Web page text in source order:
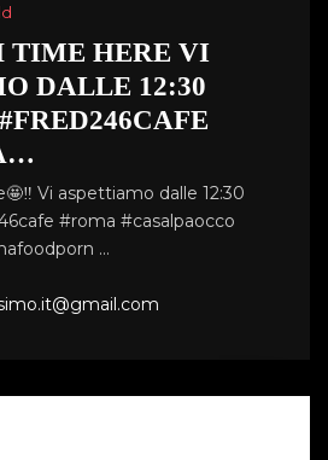
TIME HERE VI
DALLE 12:30
Vi aspettiamo dalle 12:30
#roma #casalpaocco
…